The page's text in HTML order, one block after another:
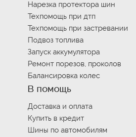
Нарезка протектора шин
Техпомощь при дтп
Техпомощь при застревании
Подвоз топлива
Запуск аккумулятора
Ремонт порезов, проколов
Балансировка колес
В помощь
Доставка и оплата
Купить в кредит
Шины по автомобилям